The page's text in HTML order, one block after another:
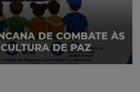
DE COMBATE ÀS
DE PAZ